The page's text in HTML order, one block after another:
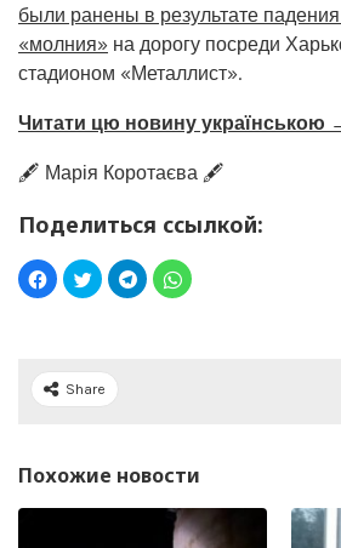
были ранены в результате
«молния» на дорогу посреди
стадионом «Металлист».
Читати цю новину українською
🖋️ Марія Коротаєва 🖋️
Поделиться ссылкой:
Share
Похожие новости